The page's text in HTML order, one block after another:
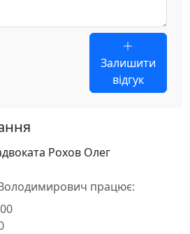
Залишити
відгук
Рохов Олег
працює: